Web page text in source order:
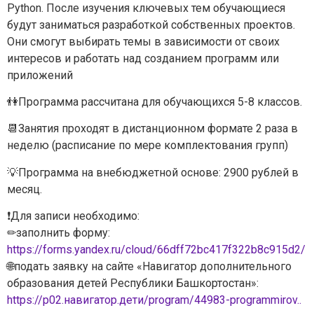
Python. После изучения ключевых тем обучающиеся
будут заниматься разработкой собственных проектов.
Они смогут выбирать темы в зависимости от своих
интересов и работать над созданием программ или
приложений
👫Программа рассчитана для обучающихся 5-8 классов.
📆Занятия проходят в дистанционном формате 2 раза в
неделю (расписание по мере комплектования групп)
💡Программа на внебюджетной основе: 2900 рублей в
месяц.
❗Для записи необходимо:
✏заполнить форму:
https://forms.yandex.ru/cloud/66dff72bc417f322b8c915d2/
🌐подать заявку на сайте «Навигатор дополнительного
образования детей Республики Башкортостан»:
https://р02.навигатор.дети/program/44983-programmirov..
Задайте нам вопрос
Для заполнения данной формы включите
Тема вопроса:*
Ваш вопрос*
Отправить
*Нажимая кнопку «Отправить», я соглашаюсь наобработку моих
персональных данных